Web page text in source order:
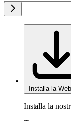
Installa la
Installa la